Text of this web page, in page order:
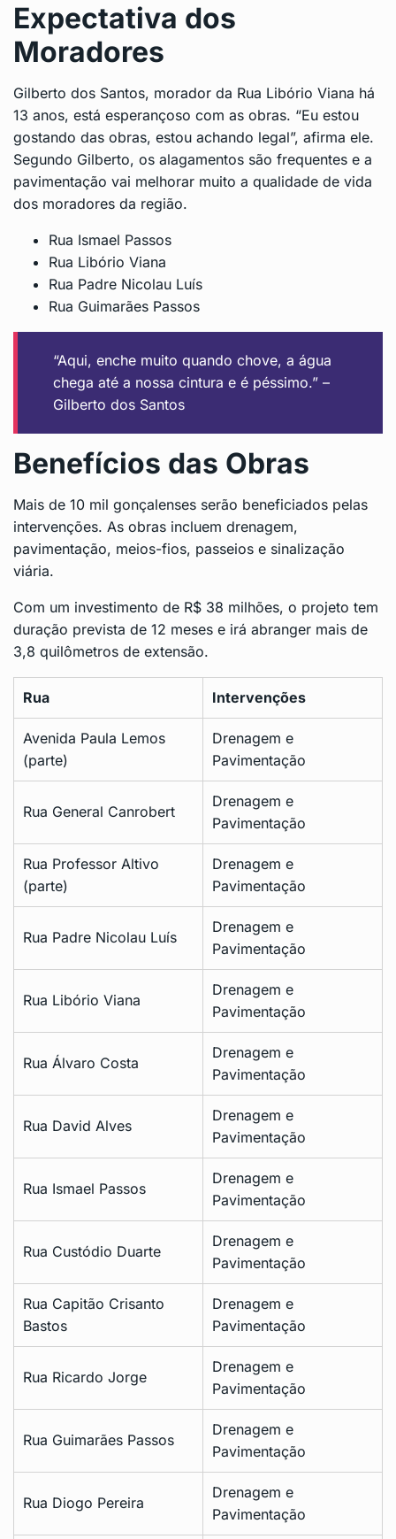
Expectativa dos
Moradores
Gilberto dos Santos, morador da Rua Libório Viana há
13 anos, está esperançoso com as obras. “Eu estou
gostando das obras, estou achando legal”, afirma ele.
Segundo Gilberto, os alagamentos são frequentes e a
pavimentação vai melhorar muito a qualidade de vida
dos moradores da região.
Rua Ismael Passos
Rua Libório Viana
Rua Padre Nicolau Luís
Rua Guimarães Passos
“Aqui, enche muito quando chove, a água
chega até a nossa cintura e é péssimo.” –
Gilberto dos Santos
Benefícios das Obras
Mais de 10 mil gonçalenses serão beneficiados pelas
intervenções. As obras incluem drenagem,
pavimentação, meios-fios, passeios e sinalização
viária.
Com um investimento de R$ 38 milhões, o projeto tem
duração prevista de 12 meses e irá abranger mais de
3,8 quilômetros de extensão.
Rua Intervenções
Avenida Paula Lemos
(parte)
Drenagem e
Pavimentação
Rua General Canrobert
Drenagem e
Pavimentação
Rua Professor Altivo
(parte)
Drenagem e
Pavimentação
Rua Padre Nicolau Luís
Drenagem e
Pavimentação
Rua Libório Viana
Drenagem e
Pavimentação
Rua Álvaro Costa
Drenagem e
Pavimentação
Rua David Alves
Drenagem e
Pavimentação
Rua Ismael Passos
Drenagem e
Pavimentação
Rua Custódio Duarte
Drenagem e
Pavimentação
Rua Capitão Crisanto
Bastos
Drenagem e
Pavimentação
Rua Ricardo Jorge
Drenagem e
Pavimentação
Rua Guimarães Passos
Drenagem e
Pavimentação
Rua Diogo Pereira
Drenagem e
Pavimentação